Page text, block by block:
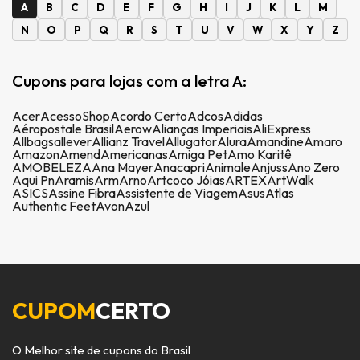
A B C D E F G H I J K L
M
N
O P Q R S T U V W X Y Z
Cupons para lojas com a letra A:
AcerAcessoShopAcordo CertoAdcosAdidas
Aéropostale BrasilAerowAlianças ImperiaisAliExpress
AllbagsalleverAllianz TravelAllugatorAluraAmandineAmaro
AmazonAmendAmericanasAmiga PetAmo Karitê
AMOBELEZAAna MayerAnacapriAnimaleAnjussAno Zero
Aqui PnAramisArmArnoArtcoco JóiasARTEXArtWalk
ASICSAssine FibraAssistente de ViagemAsusAtlas
Authentic FeetAvonAzul
CUPOMCERTO
O Melhor site de cupons do Brasil